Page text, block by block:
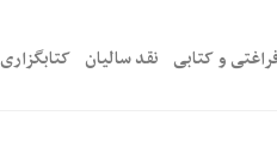
و کتابی نقد سالیان کتابگزاری